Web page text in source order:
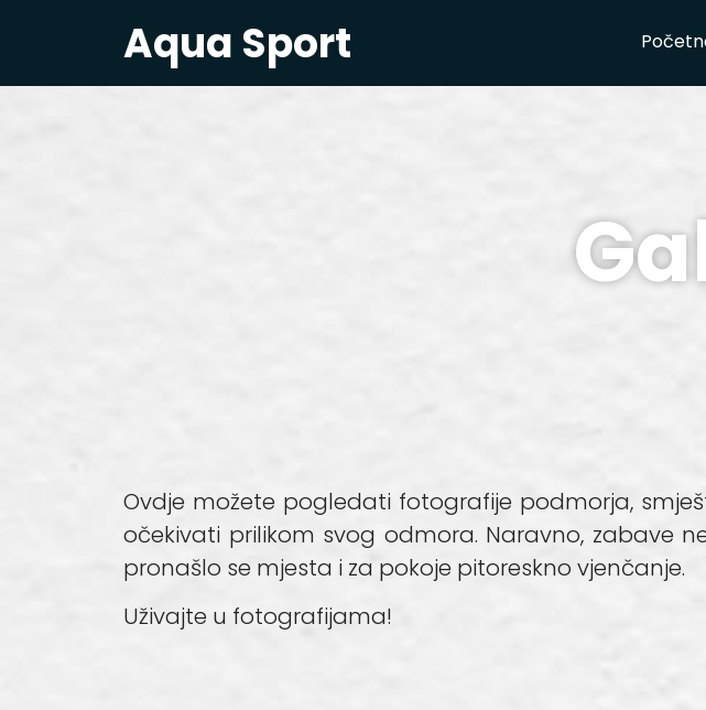
Aqua Sport
Ovdje možete pogledati fotografije podmorja,
očekivati prilikom svog odmora. Naravno, zabave
pronašlo se mjesta i za pokoje pitoreskno vjenčanje.
Uživajte u fotografijama!